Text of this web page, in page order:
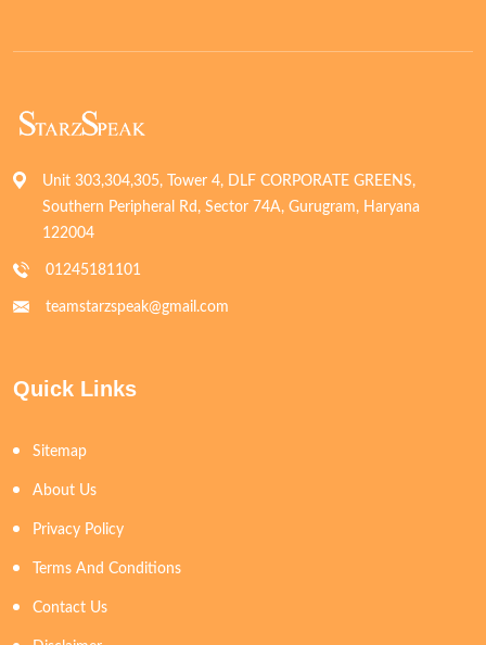
Unit 303,304,305, Tower 4, DLF CORPORATE GREENS,
Southern Peripheral Rd, Sector 74A, Gurugram, Haryana
122004
01245181101
teamstarzspeak@gmail.com
Quick Links
Sitemap
About Us
Privacy Policy
Terms And Conditions
Contact Us